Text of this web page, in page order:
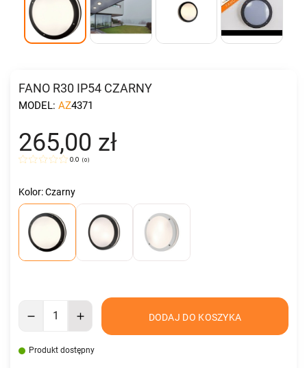
FANO R30 IP54 CZARNY
MODEL: AZ4371
265,00 zł
0.0 (0)
Kolor: Czarny
DODAJ DO KOSZYKA
Produkt dostępny